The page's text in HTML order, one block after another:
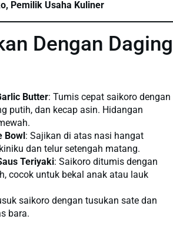
Pemilik Usaha Kuliner
Dengan Daging
Butter: Tumis cepat saikoro dengan
putih, dan kecap asin. Hidangan
Bowl : Sajikan di atas nasi hangat
dan telur setengah matang.
Teriyaki: Saikoro ditumis dengan
cocok untuk bekal anak atau lauk
saikoro dengan tusukan sate dan
bara.